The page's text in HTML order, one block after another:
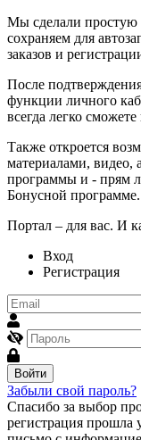
Мы сделали
сохраняем для
заказов и
После
функции личного
всегда легко
Также откроется
материалами, видео,
программы и - прям
Бонусной программе.
Портал – для вас. И
Вход
Регистрация
Войти
Забыли свой пароль?
Спасибо за выбор
регистрация прошла